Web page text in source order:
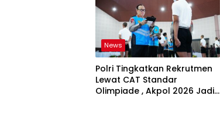
News
Polri Tingkatkan Rekrutmen
Lewat CAT Standar
Olimpiade , Akpol 2026 Jadi